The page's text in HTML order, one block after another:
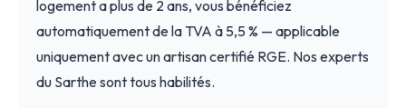
logement a plus de 2 ans, vous bénéficiez
automatiquement de la TVA à 5,5 % — applicable
uniquement avec un artisan certifié RGE. Nos experts
du Sarthe sont tous habilités.